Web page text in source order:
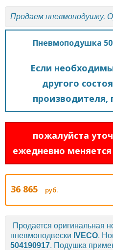
Продаем пневмоподушку,
Пневмоподушка
Если
другого
производителя,
пожалуйста
ежедневно
36 865 руб.
Продается оригинальная
пневмоподвески IVECO.
504190917. Подушка